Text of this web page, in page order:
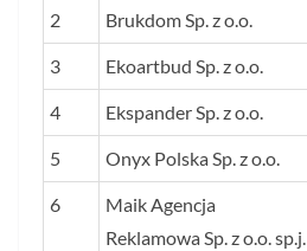
2 Brukdom Sp. z o.o.
3 Ekoartbud Sp. z o.o.
4 Ekspander Sp. z o.o.
5 Onyx Polska Sp. z o.o.
6
Maik Agencja
Reklamowa Sp. z o.o. sp.j.